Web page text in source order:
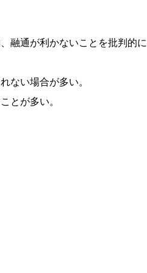
融通が利かないことを批判的に
ない場合が多い。
とが多い。